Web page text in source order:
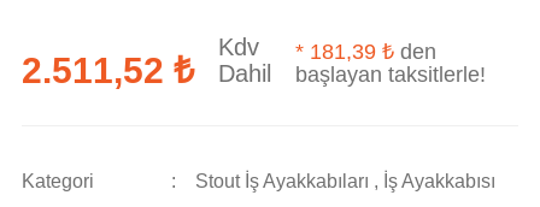
2.511,52 ₺
Kdv
Dahil
* 181,39 ₺ den
başlayan taksitlerle!
Kategori Stout İş Ayakkabıları , İş Ayakkabısı